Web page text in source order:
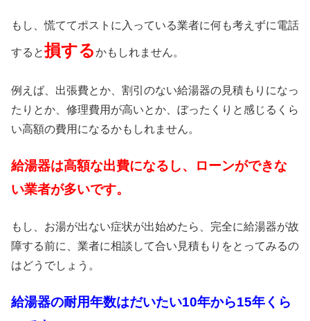
もし、慌ててポストに入っている業者に何も考えずに電話
すると損するかもしれません。
例えば、出張費とか、割引のない給湯器の見積もりになっ
たりとか、修理費用が高いとか、ぼったくりと感じるくら
い高額の費用になるかもしれません。
給湯器は高額な出費になるし、ローンができな
い業者が多いです。
もし、お湯が出ない症状が出始めたら、完全に給湯器が故
障する前に、業者に相談して合い見積もりをとってみるの
はどうでしょう。
給湯器の耐用年数はだいたい10年から15年くら